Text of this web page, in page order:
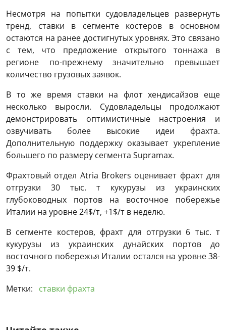
Несмотря на попытки судовладельцев развернуть
тренд, ставки в сегменте костеров в основном
остаются на ранее достигнутых уровнях. Это связано
с тем, что предложение открытого тоннажа в
регионе по-прежнему значительно превышает
количество грузовых заявок.
В то же время ставки на флот хендисайзов еще
несколько выросли. Судовладельцы продолжают
демонстрировать оптимистичные настроения и
озвучивать более высокие идеи фрахта.
Дополнительную поддержку оказывает укрепление
большего по размеру сегмента Supramax.
Фрахтовый отдел Atria Brokers оценивает фрахт для
отгрузки 30 тыс. т кукурузы из украинских
глубоководных портов на восточное побережье
Италии на уровне 24$/т, +1$/т в неделю.
В сегменте костеров, фрахт для отгрузки 6 тыс. т
кукурузы из украинских дунайских портов до
восточного побережья Италии остался на уровне 38-
39 $/т.
Метки:
ставки фрахта